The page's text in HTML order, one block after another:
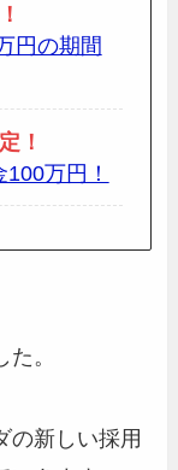
円の期間
！
万円！
。
の新しい採用